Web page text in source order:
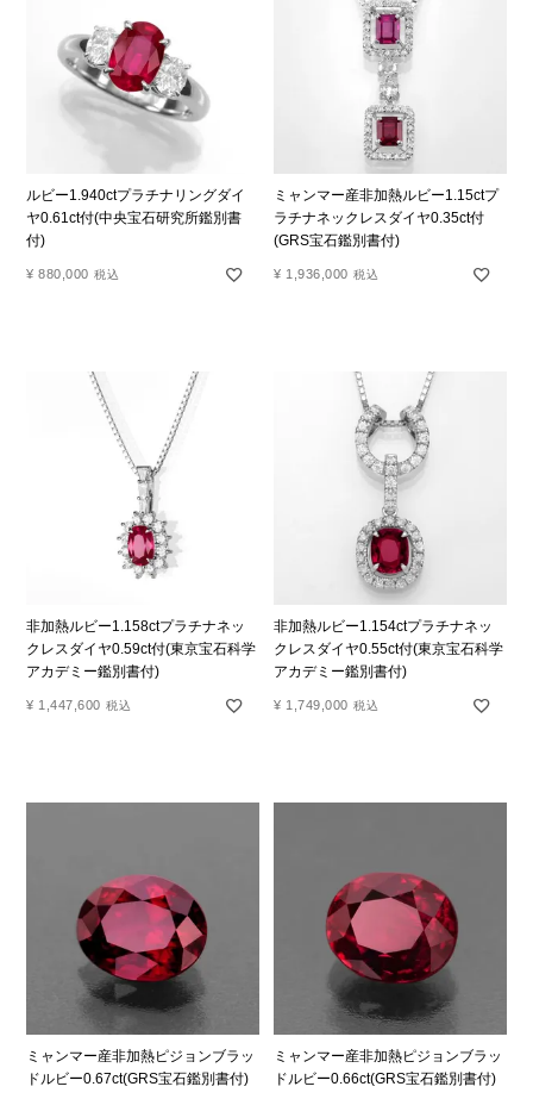
ルビー1.940ctプラチナリングダイ
ヤ0.61ct付(中央宝石研究所鑑別書
付)
¥ 880,000 税込
ミャンマー産非加熱ルビー1.15ctプ
ラチナネックレスダイヤ0.35ct付
(GRS宝石鑑別書付)
¥ 1,936,000 税込
非加熱ルビー1.158ctプラチナネッ
クレスダイヤ0.59ct付(東京宝石科学
アカデミー鑑別書付)
¥ 1,447,600 税込
非加熱ルビー1.154ctプラチナネッ
クレスダイヤ0.55ct付(東京宝石科学
アカデミー鑑別書付)
¥ 1,749,000 税込
ミャンマー産非加熱ピジョンブラッ
ドルビー0.67ct(GRS宝石鑑別書付)
ミャンマー産非加熱ピジョンブラッ
ドルビー0.66ct(GRS宝石鑑別書付)